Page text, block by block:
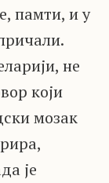
памти, и у
не
који
мозак
је